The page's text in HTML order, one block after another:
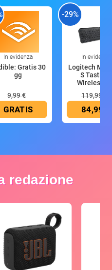
In evidenza
Gratis 30
gg
9,99 €
GRATIS
-29%
In evidenza
Logitech MX
S Tastiera
Wireless
119,99 €
84,99 €
redazione